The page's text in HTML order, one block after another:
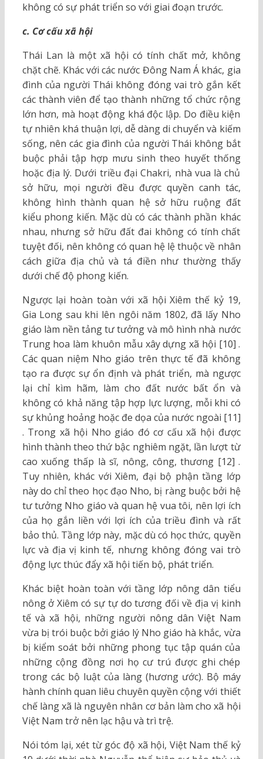
không có sự phát triển so với giai đoạn trước.
c. Cơ cấu xã hội
Thái Lan là một xã hội có tính chất mở, không
chặt chẽ. Khác với các nước Đông Nam Á khác, gia
đình của người Thái không đóng vai trò gắn kết
các thành viên để tạo thành những tổ chức rộng
lớn hơn, mà hoạt động khá độc lập. Do điều kiện
tự nhiên khá thuận lợi, dễ dàng di chuyển và kiếm
sống, nên các gia đình của người Thái không bắt
buộc phải tập hợp mưu sinh theo huyết thống
hoặc địa lý. Dưới triều đại Chakri, nhà vua là chủ
sở hữu, mọi người đều được quyền canh tác,
không hình thành quan hệ sở hữu ruộng đất
kiểu phong kiến. Mặc dù có các thành phần khác
nhau, nhưng sở hữu đất đai không có tính chất
tuyệt đối, nên không có quan hệ lệ thuộc về nhân
cách giữa địa chủ và tá điền như thường thấy
dưới chế độ phong kiến.
Ngược lại hoàn toàn với xã hội Xiêm thế kỷ 19,
Gia Long sau khi lên ngôi năm 1802, đã lấy Nho
giáo làm nền tảng tư tưởng và mô hình nhà nước
Trung hoa làm khuôn mẫu xây dựng xã hội [10] .
Các quan niệm Nho giáo trên thực tế đã không
tạo ra được sự ổn định và phát triển, mà ngược
lại chỉ kìm hãm, làm cho đất nước bất ổn và
không có khả năng tập hợp lực lượng, mỗi khi có
sự khủng hoảng hoặc đe dọa của nước ngoài [11]
. Trong xã hội Nho giáo đó cơ cấu xã hội được
hình thành theo thứ bậc nghiêm ngặt, lần lượt từ
cao xuống thấp là sĩ, nông, công, thương [12] .
Tuy nhiên, khác với Xiêm, đại bộ phận tầng lớp
này do chỉ theo học đạo Nho, bị ràng buộc bởi hệ
tư tưởng Nho giáo và quan hệ vua tôi, nên lợi ích
của họ gắn liền với lợi ích của triều đình và rất
bảo thủ. Tầng lớp này, mặc dù có học thức, quyền
lực và địa vị kinh tế, nhưng không đóng vai trò
động lực thúc đẩy xã hội tiến bộ, phát triển.
Khác biệt hoàn toàn với tầng lớp nông dân tiểu
nông ở Xiêm có sự tự do tương đối về địa vị kinh
tế và xã hội, những người nông dân Việt Nam
vừa bị trói buộc bởi giáo lý Nho giáo hà khắc, vừa
bị kiểm soát bởi những phong tục tập quán của
những cộng đồng nơi họ cư trú được ghi chép
trong các bộ luật của làng (hương ước). Bộ máy
hành chính quan liêu chuyên quyền cộng với thiết
chế làng xã là nguyên nhân cơ bản làm cho xã hội
Việt Nam trở nên lạc hậu và trì trệ.
Nói tóm lại, xét từ góc độ xã hội, Việt Nam thế kỷ